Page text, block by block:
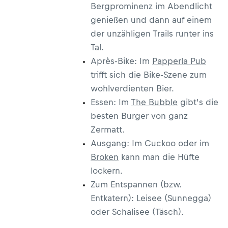
Bergprominenz im Abendlicht
genießen und dann auf einem
der unzähligen Trails runter ins
Tal.
Après-Bike: Im Papperla Pub
trifft sich die Bike-Szene zum
wohlverdienten Bier.
Essen: Im The Bubble gibt’s die
besten Burger von ganz
Zermatt.
Ausgang: Im Cuckoo oder im
Broken kann man die Hüfte
lockern.
Zum Entspannen (bzw.
Entkatern): Leisee (Sunnegga)
oder Schalisee (Täsch).